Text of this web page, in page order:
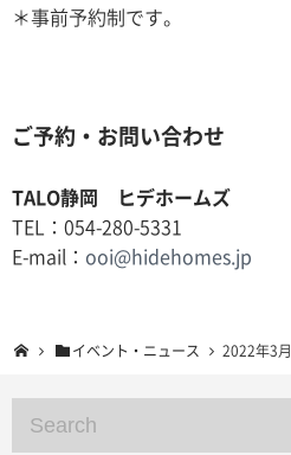
＊事前予約制です。
ご予約・お問い合わせ
TALO静岡 ヒデホームズ
TEL：054-280-5331
E-mail： ooi@hidehomes.jp
イベント・ニュース 2022年3月19日(